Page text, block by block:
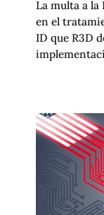
La multa a
en el
ID que R3D